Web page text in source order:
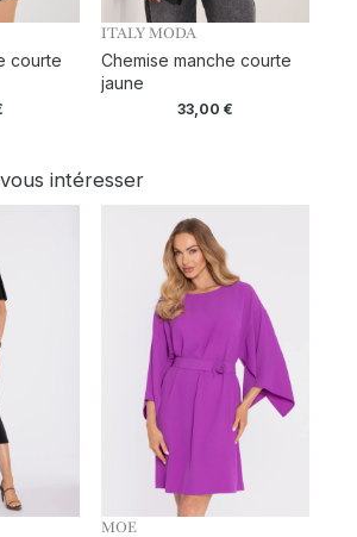
courte
ITALY MODA
Chemise manche courte
jaune
33,00 €
intéresser
MOE